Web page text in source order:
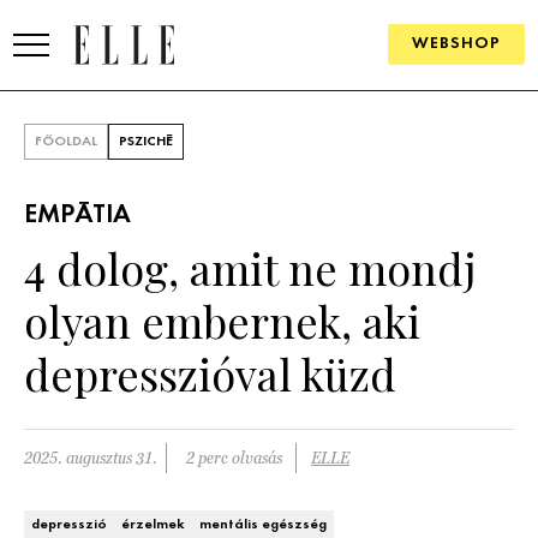
WEBSHOP
SZÉPSÉG
KULTÚRA
PSZICHÉ
ÉLETMÓD
PÁRKAPCSOLAT
FŐOLDAL PSZICHÉ
EMPÁTIA
4 dolog, amit ne mondj
olyan embernek, aki
depresszióval küzd
2025. augusztus 31. 2 perc olvasás ELLE
depresszió érzelmek mentális egészség